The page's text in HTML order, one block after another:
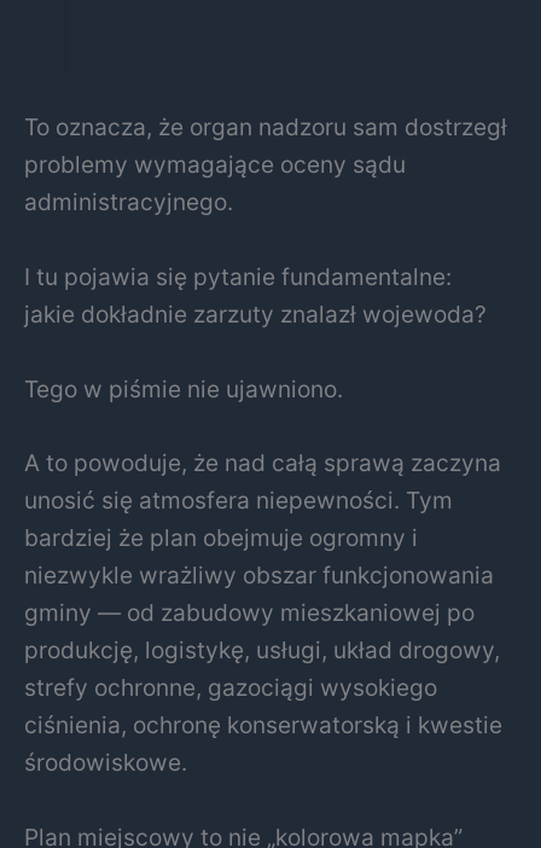
To oznacza, że organ nadzoru sam dostrzegł
problemy wymagające oceny sądu
administracyjnego.
I tu pojawia się pytanie fundamentalne:
jakie dokładnie zarzuty znalazł wojewoda?
Tego w piśmie nie ujawniono.
A to powoduje, że nad całą sprawą zaczyna
unosić się atmosfera niepewności. Tym
bardziej że plan obejmuje ogromny i
niezwykle wrażliwy obszar funkcjonowania
gminy — od zabudowy mieszkaniowej po
produkcję, logistykę, usługi, układ drogowy,
strefy ochronne, gazociągi wysokiego
ciśnienia, ochronę konserwatorską i kwestie
środowiskowe.
Plan miejscowy to nie „kolorowa mapka”